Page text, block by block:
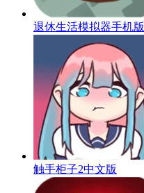
退休生活模拟器手机版
触手柜子2中文版